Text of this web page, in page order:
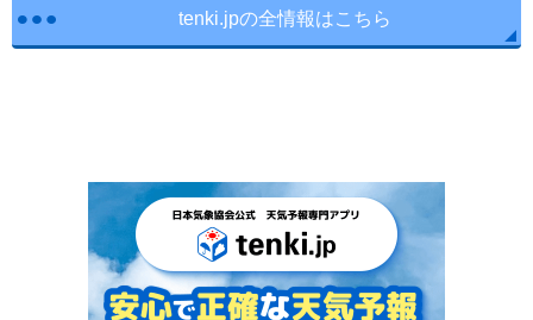
tenki.jpの全情報はこちら